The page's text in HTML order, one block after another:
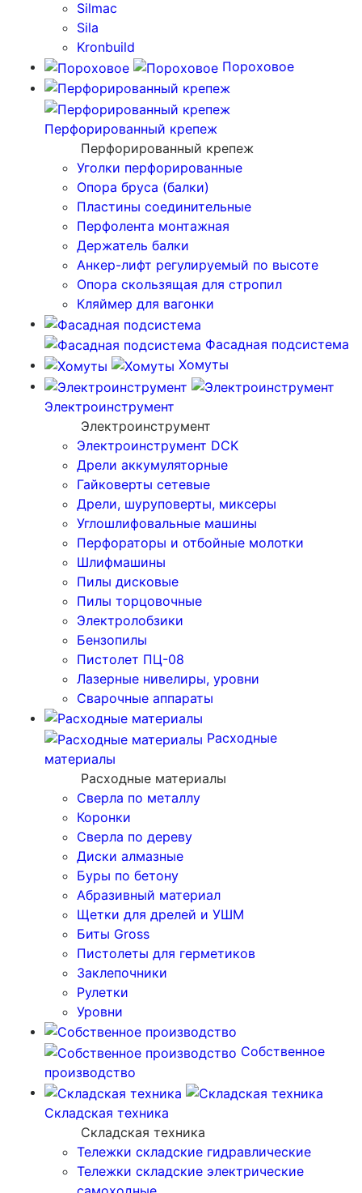
Silmac
Sila
Kronbuild
Пороховое
Перфорированный крепеж
Перфорированный крепеж
Уголки перфорированные
Опора бруса (балки)
Пластины соединительные
Перфолента монтажная
Держатель балки
Анкер-лифт регулируемый по высоте
Опора скользящая для стропил
Кляймер для вагонки
Фасадная подсистема
Хомуты
Электроинструмент
Электроинструмент
Электроинструмент DCK
Дрели аккумуляторные
Гайковерты сетевые
Дрели, шуруповерты, миксеры
Углошлифовальные машины
Перфораторы и отбойные молотки
Шлифмашины
Пилы дисковые
Пилы торцовочные
Электролобзики
Бензопилы
Пистолет ПЦ-08
Лазерные нивелиры, уровни
Сварочные аппараты
Расходные
материалы
Расходные материалы
Сверла по металлу
Коронки
Сверла по дереву
Диски алмазные
Буры по бетону
Абразивный материал
Щетки для дрелей и УШМ
Биты Gross
Пистолеты для герметиков
Заклепочники
Рулетки
Уровни
Собственное
производство
Складская техника
Складская техника
Тележки складские гидравлические
Тележки складские электрические